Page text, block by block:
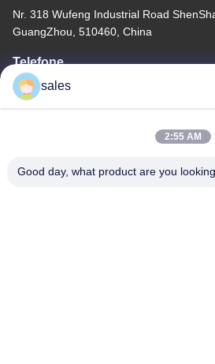
Nr. 318 Wufeng Industrial Road
GuangZhou, 510460, China
Telefone
86-20-36969420
China Gute Qualität Baustellenhebe
sales
2:55 AM
Good day, what product are you